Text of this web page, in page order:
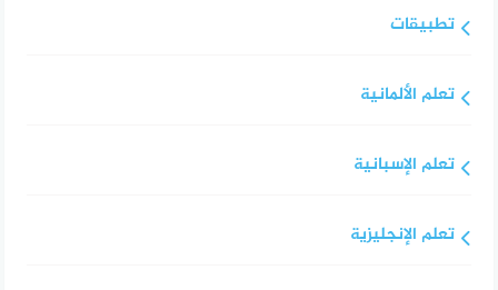
تطبيقات
تعلم الألمانية
تعلم الإسبانية
تعلم الإنجليزية